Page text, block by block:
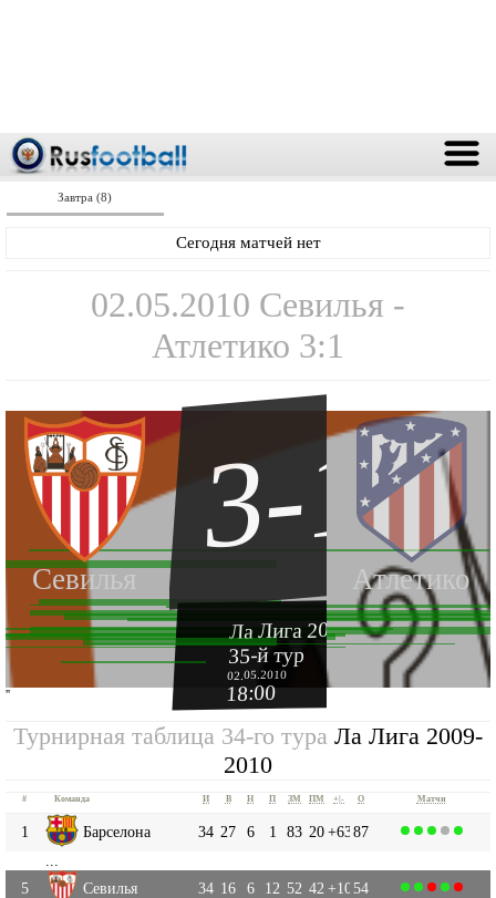
Завтра (8)
Сегодня матчей нет
02.05.2010 Севилья -
Атлетико 3:1
Севилья Атлетико
3-1
Ла Лига 2009-2010
35-й тур
02.05.2010
18:00
''
Турнирная таблица 34-го тура Ла Лига 2009-
2010
# Команда И В Н П ЗМ ПМ +|- О Матчи
1 Барселона 34 27 6 1 83 20+6387
5
Севилья 34 16 6 12 52 42 +10 54